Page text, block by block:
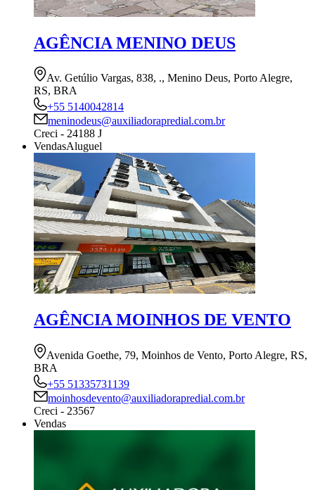
AGÊNCIA MENINO DEUS
Av. Getúlio Vargas, 838, ., Menino Deus, Porto Alegre,
RS, BRA
+55 5140042814
meninodeus@auxiliadorapredial.com.br
Creci - 24188 J
VendasAluguel
AGÊNCIA MOINHOS DE VENTO
Avenida Goethe, 79, Moinhos de Vento, Porto Alegre, RS,
BRA
+55 51335731139
moinhosdevento@auxiliadorapredial.com.br
Creci - 23567
Vendas